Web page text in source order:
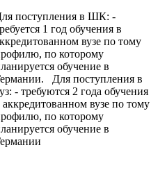
поступления в ШК: -
1 год обучения в
вузе по тому
по которому
обучение в
Для поступления в
- требуются 2 года обучения
аккредитованном вузе по тому
по которому
обучение в